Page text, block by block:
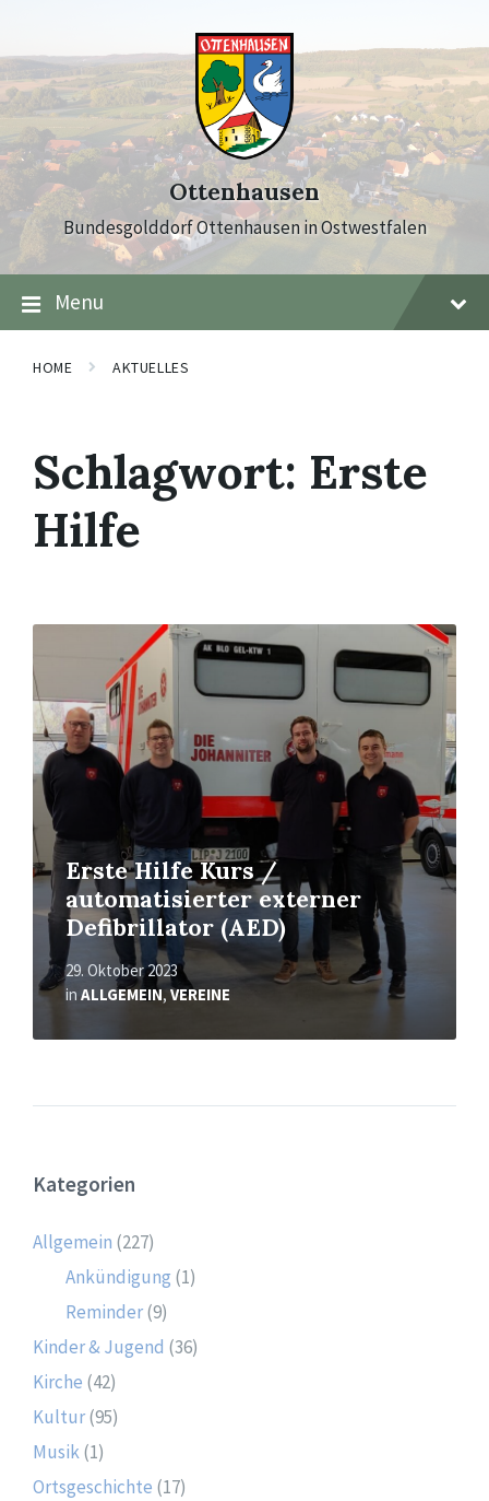
content
main
navigation
footer
Ottenhausen
Bundesgolddorf Ottenhausen in Ostwestfalen
Menu
HOME AKTUELLES
Schlagwort: Erste
Hilfe
Erste Hilfe Kurs /
automatisierter externer
Defibrillator (AED)
29. Oktober 2023
in ALLGEMEIN, VEREINE
Mehr
Kategorien
Allgemein (227)
Ankündigung (1)
Reminder(9)
Kinder & Jugend (36)
Kirche (42)
Kultur(95)
Musik(1)
Ortsgeschichte (17)